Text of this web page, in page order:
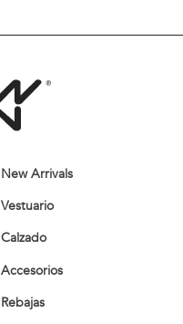
New Arrivals
Vestuario
Calzado
Accesorios
Rebajas